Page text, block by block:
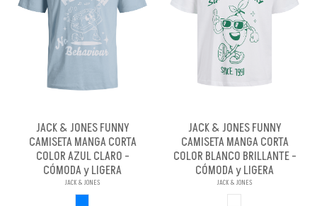
JACK & JONES FUNNY
CAMISETA MANGA CORTA
COLOR AZUL CLARO -
CÓMODA y LIGERA
JACK & JONES
JACK & JONES FUNNY
CAMISETA MANGA CORTA
COLOR BLANCO BRILLANTE -
CÓMODA y LIGERA
JACK & JONES